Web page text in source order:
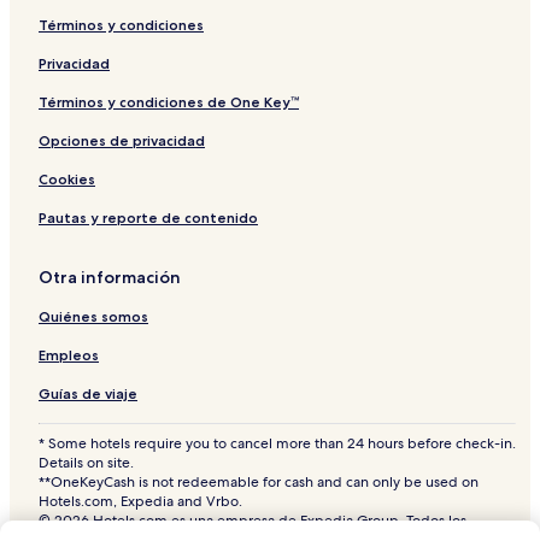
Términos y condiciones
Privacidad
Términos y condiciones de One Key™
Opciones de privacidad
Cookies
Pautas y reporte de contenido
Otra información
Quiénes somos
Empleos
Guías de viaje
* Some hotels require you to cancel more than 24 hours before check-in.
Details on site.
**OneKeyCash is not redeemable for cash and can only be used on
Hotels.com, Expedia and Vrbo.
© 2026 Hotels.com es una empresa de Expedia Group. Todos los